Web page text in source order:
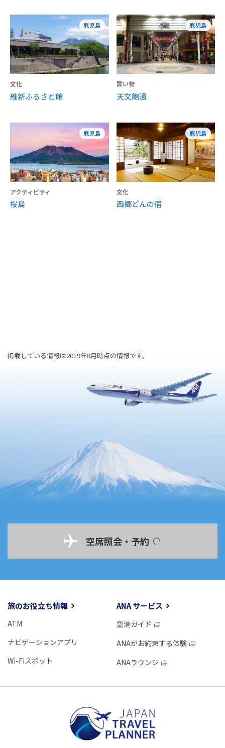
鹿児島
文化
維新ふるさと館
鹿児島
買い物
天文館通
鹿児島
アクティビティ
桜島
鹿児島
文化
西郷どんの宿
掲載している情報は2019年8月時点の情報です。
空席照会・予約
旅のお役立ち情報
ATM
ナビゲーションアプリ
Wi-Fiスポット
ANA サービス
空港ガイド
ANAがお約束する体験
ANAラウンジ